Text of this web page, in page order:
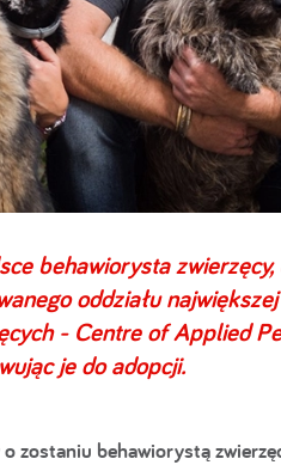
behawiorysta
oddziału
- Centre of Applied
je do adopcji.
zostaniu behawiorystą